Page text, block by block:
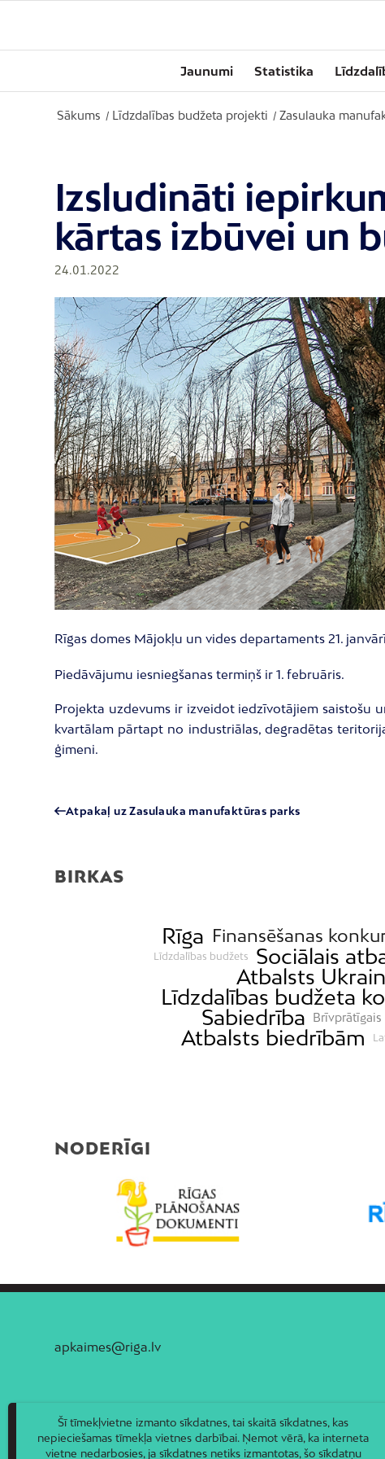
Jaunumi Statistika
Sākums / Līdzdalības budžeta projekti / Zasulauka
Izsludināti
kārtas izbūvei un
24.01.2022
Rīgas domes Mājokļu un vides departaments 21.
Piedāvājumu iesniegšanas termiņš ir 1. februāris.
Projekta uzdevums ir izveidot iedzīvotājiem saistošu
kvartālam pārtapt no industriālas, degradētas
ģimeni.
Atpakaļ uz Zasulauka manufaktūras parks
BIRKAS
Rīga Finansēšanas
Līdzdalības budžets Sociālais
Atbalsts
Līdzdalības budžeta
Sabiedrība Brīvprātīgais
Atbalsts biedrībām
NODERĪGI
apkaimes@riga.lv
Šī tīmekļvietne izmanto sīkdatnes, tai skaitā sīkdatnes, kas
nepieciešamas tīmekļa vietnes darbībai. Ņemot vērā, ka interneta
vietne nedarbosies, ja sīkdatnes netiks izmantotas, šo sīkdatņu